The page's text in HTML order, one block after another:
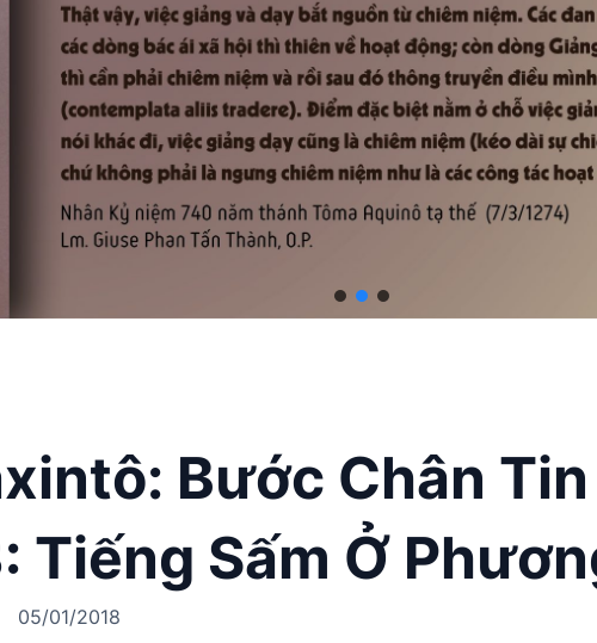
Bước Chân
Tiếng Sấm Ở
05/01/2018